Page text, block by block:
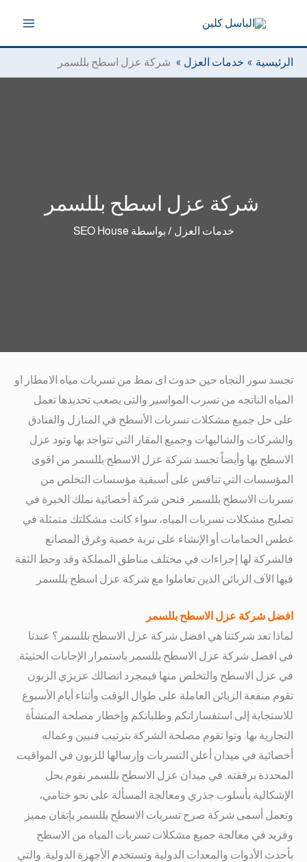
الرئيسية
خدمات العزل شركة عزل اسطح بللسمر
شركة عزل اسطح بللسمر
خدمات العزل/ بواسطة SEO House
تجسد سور النجاه حين حدوث اى نمط من تسربات مياه الامطار او
المياه الناتجه من تسرب المواسير والتى يصعب تحديدها تعمل
على حل جميع مشكلات تسربات الأسطح في المنازل والفنادق
والشركات والشاليهات وجميع المقار التي تتواجد بها وتود عزل
الاسطح بها وأيضاً تجسد شركة عزل الاسطح بللسمر من اقوى
المؤسسات التي تنافس على أسبقية مؤسسات التخلص من
تسربات الاسطح بللسمر. فنحن شركة أخصائية نملك الخبرة في
تصليح مشكلات تسربات المياه، سواء كانت مشكلتك متمثلة في
غطس الحمامات أو الإنشاء على تربة خصبة وغرق المصانع
فالشركة لها إجراءات في مختلف مناطق المملكة وقد وحط الثقة
فيها الآف الزبائن الذين تعاملوا مع شركة عزل اسطح بللسمر
افضل شركة عزل الاسطح بللسمر
لماذا تعد شركتنا هي افضل شركة عزل الاسطح بللسمر؟ عندنا
في افضل شركة عزل الاسطح بللسمر باستمرار الإجابات الحثيثة
في عزل الاسطح والتخلص منها فبمجرد اتصالك عزيزي الزبون
تقوم منفعة الزبائن العاملة على طوال الوقت وأثناء أيام الأسبوع
للاستجابة إلى استفساراتكم وطلباتكم وإخطار مصلحة المنشأة
التجارية بها. وتوا تقوم مصلحة الشركة بترتيب فنيين وعماله
أخصائية في ميدان أعلن التسربات وإرسالها للزبون في المواقيت
المحددة برفقته. في ميدان عزل الاسطح بللسمر نقوم بحل
الإشكالية بأسلوب جذري ومعالجة المسألة على نحو ختامي،
وتعمل أسمى شركة صرح تسربات الاسطح بللسمر بإتقان مميز
وفريد في معالجة جميع مشكلات تسربات المياه من الاسطح
بأحدث الأدوات والمعدات الدولية وتستخدم الأجهزة الدولية. والتي